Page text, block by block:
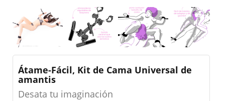
Átame-Fácil, Kit de Cama Universal de
amantis
Desata tu imaginación